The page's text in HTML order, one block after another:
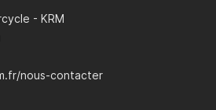
- KRM
nous-contacter